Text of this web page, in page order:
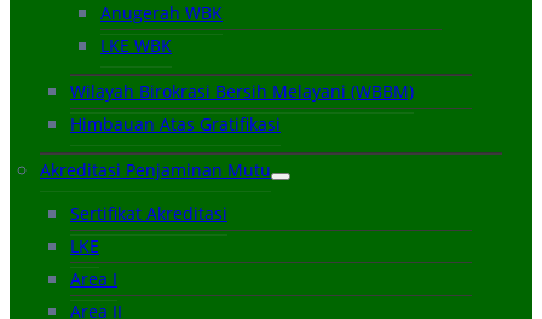
Anugerah WBK
LKE WBK
Wilayah Birokrasi Bersih Melayani (WBBM)
Himbauan Atas Gratifikasi
Akreditasi Penjaminan Mutu
Sertifikat Akreditasi
LKE
Area I
Area II